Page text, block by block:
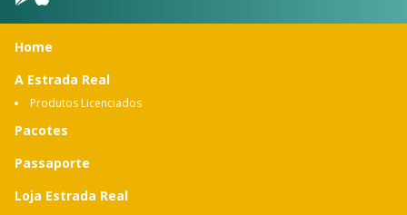
Home
A Estrada Real
Produtos Licenciados
Pacotes
Passaporte
Loja Estrada Real